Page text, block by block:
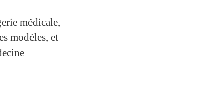
médicale,
modèles, et